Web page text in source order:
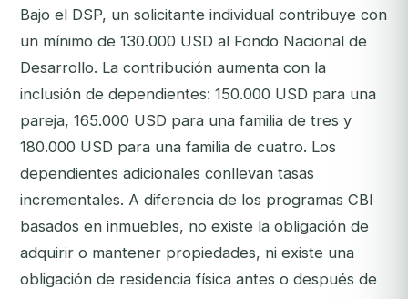
Bajo el DSP, un solicitante individual contribuye con
un mínimo de 130.000 USD al Fondo Nacional de
Desarrollo. La contribución aumenta con la
inclusión de dependientes: 150.000 USD para una
pareja, 165.000 USD para una familia de tres y
180.000 USD para una familia de cuatro. Los
dependientes adicionales conllevan tasas
incrementales. A diferencia de los programas CBI
basados en inmuebles, no existe la obligación de
adquirir o mantener propiedades, ni existe una
obligación de residencia física antes o después de